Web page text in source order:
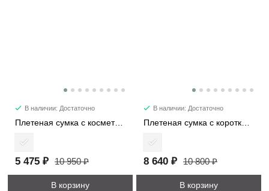
В наличии: Достаточно
Плетеная сумка с косметичкой 2409
5 475 ₽ 10 950 ₽
В корзину
В наличии: Достаточно
Плетеная сумка с короткими ручками 3920
8 640 ₽ 10 800 ₽
В корзину